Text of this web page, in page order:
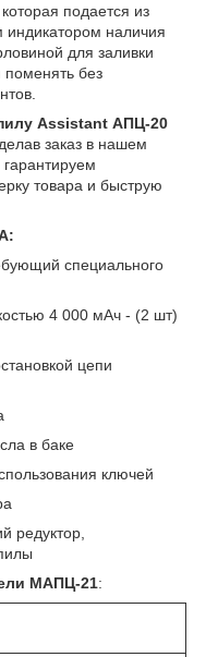
подается из
индикатором наличия
для заливки
поменять без
Assistant АПЦ-20
заказ в нашем
товара и быструю
специального
4 000 мАч - (2 шт)
цепи
в баке
ключей
редуктор,
МАПЦ-21: